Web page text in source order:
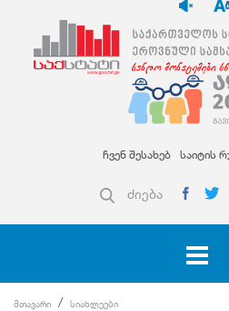
ჩვენ შესახებ საიტის
ძიება
მთავარი
სიახლეები